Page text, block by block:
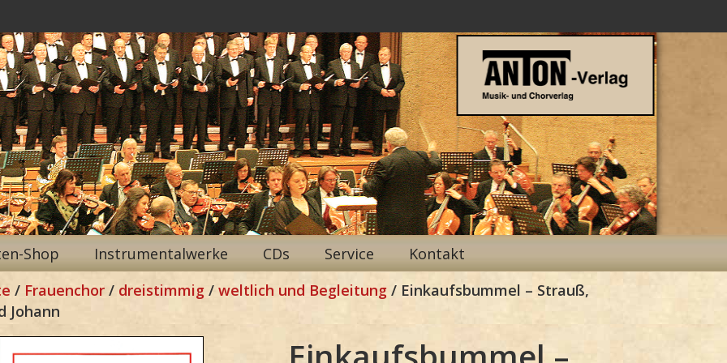
Shop Instrumentalwerke CDs Service Kontakt
/ Frauenchor / dreistimmig / weltlich und Begleitung / Einkaufsbummel – Strauß,
Johann